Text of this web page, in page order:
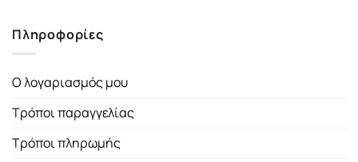
Πληροφορίες
Ο λογαριασμός μου
Τρόποι παραγγελίας
Τρόποι πληρωμής